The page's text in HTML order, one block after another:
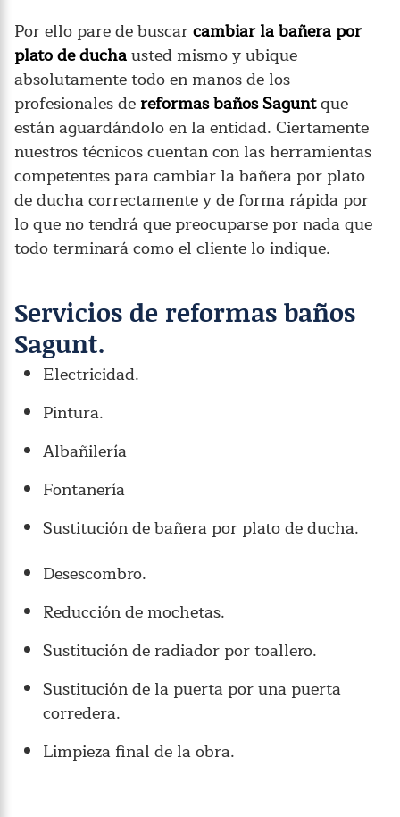
Por ello pare de buscarcambiar la bañera por
plato de duchausted mismo y ubique
absolutamente todo en manos de los
profesionales dereformas baños Saguntque
están aguardándolo en la entidad. Ciertamente
nuestros técnicos cuentan con las herramientas
competentes para cambiar la bañera por plato
de ducha correctamente y de forma rápida por
lo que no tendrá que preocuparse por nada que
todo terminará como el cliente lo indique.
Servicios de reformas baños
Sagunt.
Electricidad.
Pintura.
Albañilería
Fontanería
Sustitución de bañera por plato de ducha.
Desescombro.
Reducción de mochetas.
Sustitución de radiador por toallero.
Sustitución de la puerta por una puerta
corredera.
Limpieza final de la obra.